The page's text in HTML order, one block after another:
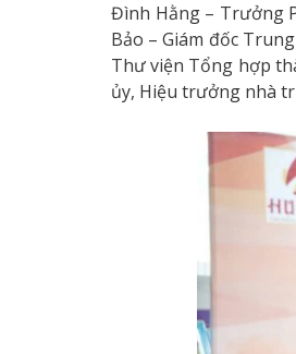
Đình Hằng – Trưởng
Bảo – Giám đốc
Thư viện Tổng hợp
ủy, Hiệu trưởng nhà